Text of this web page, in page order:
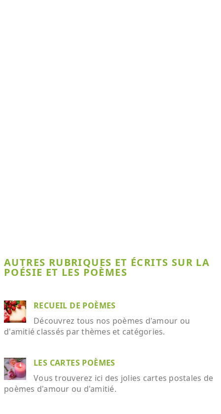
AUTRES RUBRIQUES ET ÉCRITS SUR LA
POÉSIE ET LES POÈMES
RECUEIL DE POÈMES
Découvrez tous nos poèmes d'amour ou
d'amitié classés par thèmes et catégories.
LES CARTES POÈMES
Vous trouverez ici des jolies cartes postales de
poèmes d'amour ou d'amitié.